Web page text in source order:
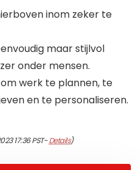
inom zeker te
maar stijlvol
onder mensen.
werk te plannen, te
en te personaliseren.
17:36 PST-Details)